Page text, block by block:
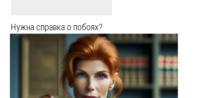
Нужна справка о побоях?